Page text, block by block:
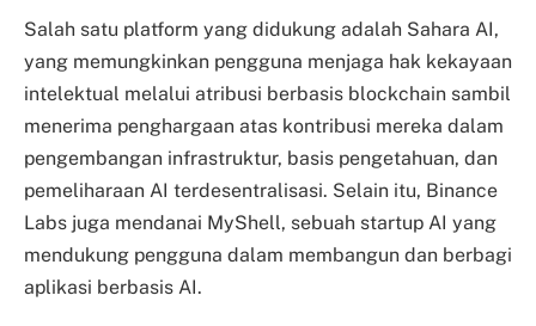
Salah satu platform yang didukung adalah Sahara AI,
yang memungkinkan pengguna menjaga hak kekayaan
intelektual melalui atribusi berbasis blockchain sambil
menerima penghargaan atas kontribusi mereka dalam
pengembangan infrastruktur, basis pengetahuan, dan
pemeliharaan AI terdesentralisasi. Selain itu, Binance
Labs juga mendanai MyShell, sebuah startup AI yang
mendukung pengguna dalam membangun dan berbagi
aplikasi berbasis AI.